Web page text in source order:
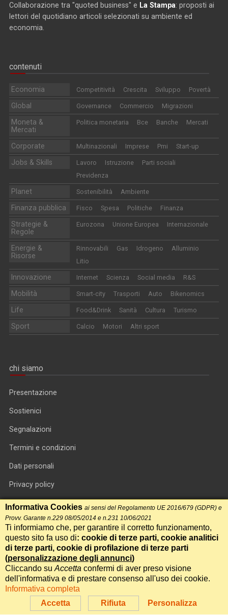
Collaborazione tra "quoted business" e La Stampa: proposti ai
lettori del quotidiano articoli selezionati su ambiente ed
economia.
contenuti
Economia Competitività Crescita Sviluppo Povertà
Global Governance Commercio Migrazioni
Moneta &
Mercati
Politica monetaria Bce Banche Mercati
Corporate Multinazionali Imprese Pmi Start-up
Jobs & Skills Lavoro Istruzione
Parti sociali
Previdenza
Planet Sostenibilità Ambiente
Finanza pubblica Fisco Spesa Politiche Finanza
Strategie &
Regole
Eurozona Unione Europea Internazionale
Energie &
Risorse
Rinnovabili Gas Idrogeno
Alluminio
Litio
Innovazione Internet Scienza Social media R&S
Mobilità Smart-city Trasporti Auto Bikenomics
Life Food&Drink Sanità Cultura Turismo
Sport Calcio Motori Altri sport
chi siamo
Presentazione
Sostienici
Segnalazioni
Termini e condizioni
Dati personali
Privacy policy
Informativa cookie
RSS feed
RSS Top News
Contatti
International Communication S.r.l. • P.IVA 14478081004 • Testata
giornalistica n.191, reg. Tribunale di Roma del 14/12/2017
Accetta Rifiuta Personalizza
Informativa Cookies ai sensi del Regolamento UE 2016/679 (GDPR) e
Provv. Garante n.229 08/05/2014 e n.231 10/06/2021
Ti informiamo che, per garantire il corretto funzionamento,
questo sito fa uso di: cookie di terze parti, cookie analitici
di terze parti, cookie di profilazione di terze parti
(personalizzazione degli annunci)
Cliccando su Accetta confermi di aver preso visione
dell'informativa e di prestare consenso all'uso dei cookie.
Informativa completa